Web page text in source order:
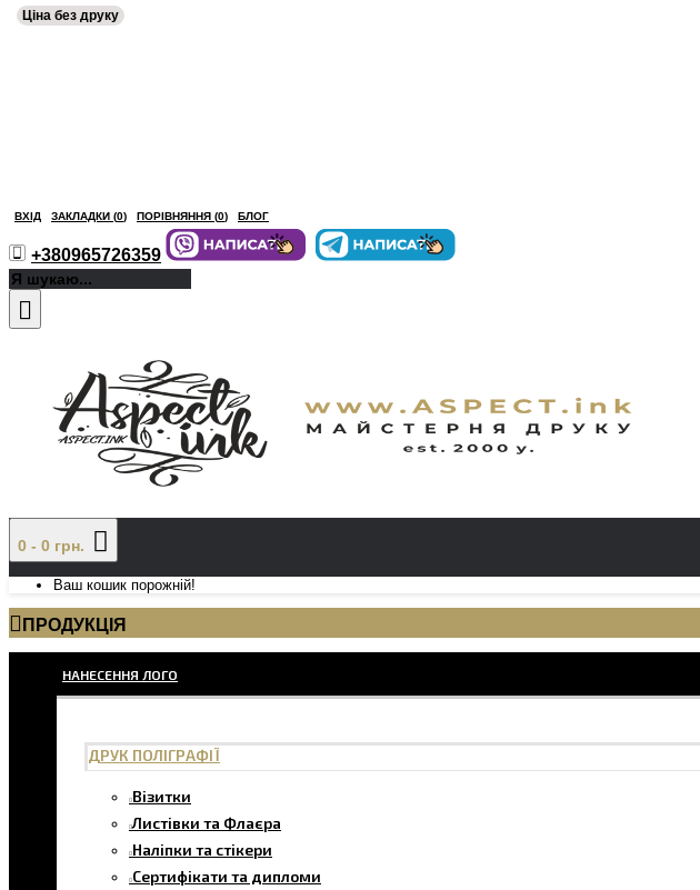
ВХІД ЗАКЛАДКИ (0) ПОРІВНЯННЯ (0) БЛОГ
+380965726359
0 - 0 грн.
Ваш кошик порожній!
ПРОДУКЦІЯ
НАНЕСЕННЯ ЛОГО
ДРУК ПОЛІГРАФІЇ
Візитки
Листівки та Флаєра
Наліпки та стікери
Сертифікати та дипломи
Ціна без друку